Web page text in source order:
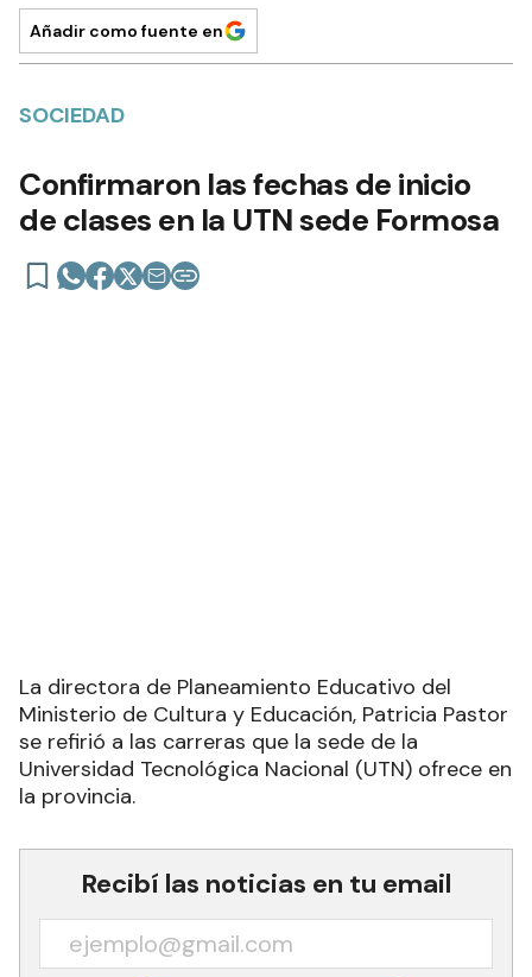
Añadir como fuente en
SOCIEDAD
Confirmaron las fechas de inicio
de clases en la UTN sede Formosa
La directora de Planeamiento Educativo del
Ministerio de Cultura y Educación, Patricia Pastor
se refirió a las carreras que la sede de la
Universidad Tecnológica Nacional (UTN) ofrece en
la provincia.
Recibí las noticias en tu email